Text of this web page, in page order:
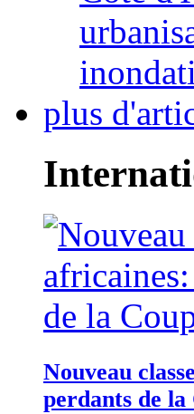
plus
Nouveau
perdants de la